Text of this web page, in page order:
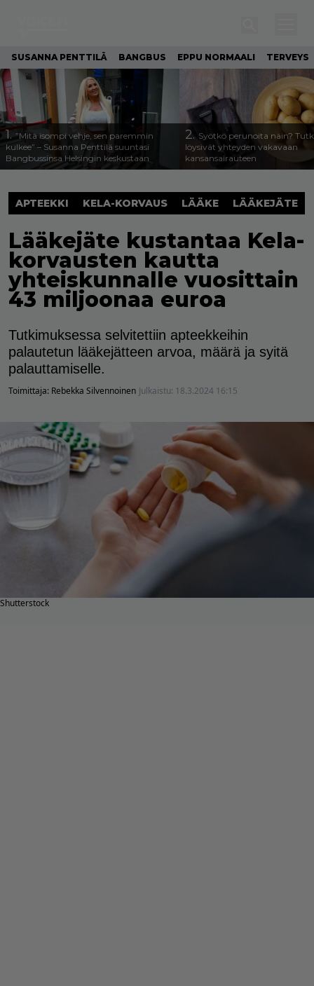
SUSANNA PENTTILÄ BANGBUS EPPU NORMAALI TERVEYS
1.”Mitä isompi vehje, sen paremmin
kulkee” – Susanna Penttilä suuntasi
Bangbussinsa Helsingin keskustaan
2. Syötkö perunoita näin?
löysivät yhteyden vakavaan
kansansairauteen
APTEEKKI KELA-KORVAUS LÄÄKE LÄÄKEJÄTE
Lääkejäte kustantaa Kela-
korvausten kautta
yhteiskunnalle vuosittain
43 miljoonaa euroa
Tutkimuksessa selvitettiin apteekkeihin
palautetun lääkejätteen arvoa, määrä ja syitä
palauttamiselle.
Toimittaja: Rebekka Silvennoinen Julkaistu: 18.3.2024 16:15
Shutterstock